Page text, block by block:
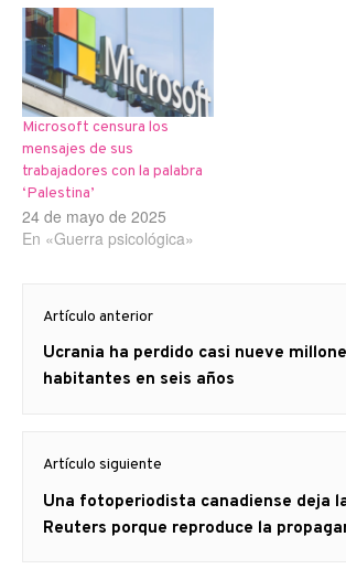
Microsoft censura los
mensajes de sus
trabajadores con la palabra
‘Palestina’
24 de mayo de 2025
En «Guerra psicológica»
de
entradas
Artículo anterior
Artículo
anterior
Ucrania ha perdido casi nueve
habitantes en seis años
Artículo siguiente
Artículo
siguiente:
Una fotoperiodista canadiense deja
Reuters porque reproduce la